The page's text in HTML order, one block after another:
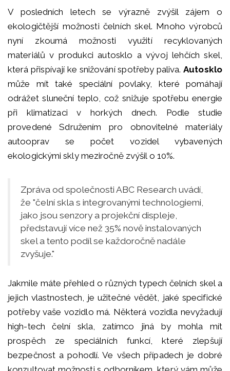
V posledních letech se výrazně zvýšil zájem o
ekologičtější možnosti čelních skel. Mnoho výrobců
nyní zkoumá možnosti využití recyklovaných
materiálů v produkci autosklo a vývoj lehčích skel,
která přispívají ke snižování spotřeby paliva.Autosklo
může mít také speciální povlaky, které pomáhají
odrážet sluneční teplo, což snižuje spotřebu energie
při klimatizaci v horkých dnech. Podle studie
provedené Sdružením pro obnovitelné materiály
autooprav se počet vozidel vybavených
ekologickými skly meziročně zvýšil o 10%.
Zpráva od společnosti ABC Research uvádí,
že "čelní skla s integrovanými technologiemi,
jako jsou senzory a projekční displeje,
představují více než 35% nově instalovaných
skel a tento podíl se každoročně nadále
zvyšuje."
Jakmile máte přehled o různých typech čelních skel a
jejich vlastnostech, je užitečné vědět, jaké specifické
potřeby vaše vozidlo má. Některá vozidla nevyžadují
high-tech čelní skla, zatímco jiná by mohla mít
prospěch ze speciálních funkcí, které zlepšují
bezpečnost a pohodlí. Ve všech případech je dobré